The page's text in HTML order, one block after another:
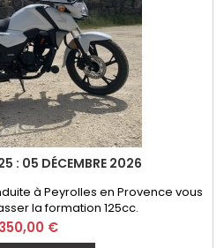
: 05 DÉCEMBRE 2026
à Peyrolles en Provence vous
la formation 125cc.
Prix
350,00 €